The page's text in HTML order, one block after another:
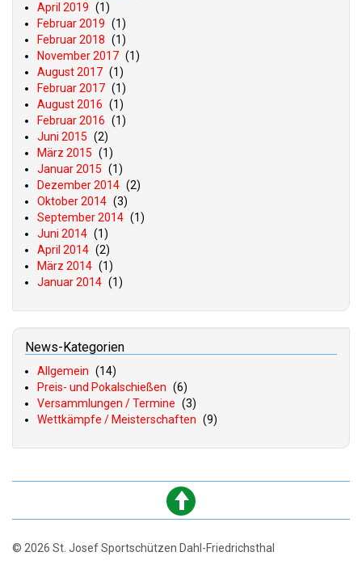
April 2019 (1)
Februar 2019 (1)
Februar 2018 (1)
November 2017 (1)
August 2017 (1)
Februar 2017 (1)
August 2016 (1)
Februar 2016 (1)
Juni 2015 (2)
März 2015 (1)
Januar 2015 (1)
Dezember 2014 (2)
Oktober 2014 (3)
September 2014 (1)
Juni 2014 (1)
April 2014 (2)
März 2014 (1)
Januar 2014 (1)
News-Kategorien
Allgemein (14)
Preis- und Pokalschießen (6)
Versammlungen / Termine (3)
Wettkämpfe / Meisterschaften (9)
© 2026 St. Josef Sportschützen Dahl-Friedrichsthal